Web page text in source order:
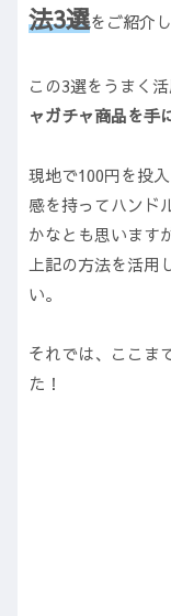
法3選をご紹介
この3選をうまく活
ャガチャ商品を手
現地で100円を投
感を持ってハンド
かなとも思います
上記の方法を活用
い。
それでは、ここま
た！